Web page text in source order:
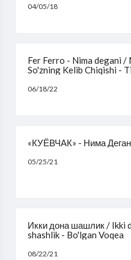
04/05/18
Fer Ferro - Nima degani / Manosi /
So'zning Kelib Chiqishi -
06/18/22
«КУЁВЧАК» - Нима
05/25/21
Икки дона шашлик / Ikki
shashlik - Bo'lgan Voqea
08/22/21